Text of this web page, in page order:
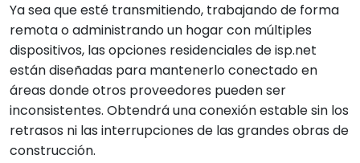
Ya sea que esté transmitiendo, trabajando de forma
remota o administrando un hogar con múltiples
dispositivos, las opciones residenciales de isp.net
están diseñadas para mantenerlo conectado en
áreas donde otros proveedores pueden ser
inconsistentes. Obtendrá una conexión estable sin los
retrasos ni las interrupciones de las grandes obras de
construcción.